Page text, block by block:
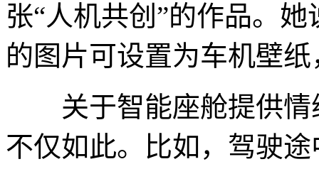
张“人机共创”的作品。
的图片可设置为车机壁
关于智能座舱提供情
不仅如此。比如，驾驶